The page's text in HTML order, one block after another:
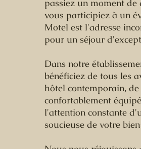
passiez un moment de
vous participiez à un
Motel est l'adresse
pour un séjour
Dans notre
bénéficiez de tous les
hôtel contemporain,
confortablement
l'attention constante
soucieuse de votre